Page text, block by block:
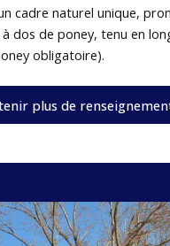
cadre naturel unique,
dos de poney, tenu en
obligatoire).
plus de